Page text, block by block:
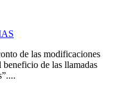
de las modificaciones
de las llamadas